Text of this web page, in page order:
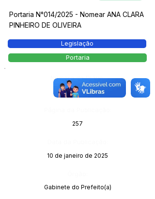
Portaria N°014/2025 - Nomear ANA CLARA
PINHEIRO DE OLIVEIRA
Legislação
Portaria
Número do Diário:
13941
257
10 de janeiro de 2025
Gabinete do Prefeito(a)